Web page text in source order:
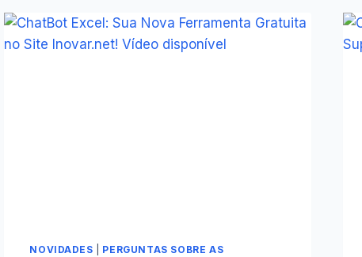
NOVIDADES
PERGUNTAS SOBRE AS